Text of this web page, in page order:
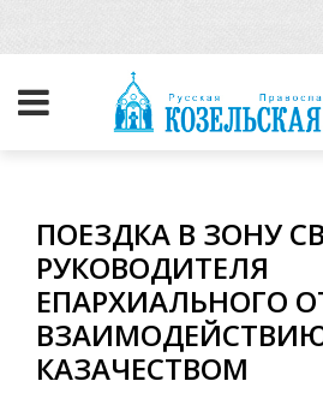
ПОЕЗДКА В ЗОНУ
РУКОВОДИТЕЛЯ
ЕПАРХИАЛЬНОГО
КАЗАЧЕСТВОМ